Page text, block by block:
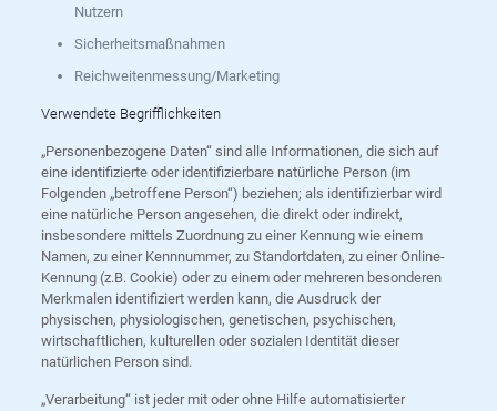
Nutzern
Sicherheitsmaßnahmen
Reichweitenmessung/Marketing
Verwendete Begrifflichkeiten
„Personenbezogene Daten“ sind alle Informationen, die sich auf
eine identifizierte oder identifizierbare natürliche Person (im
Folgenden „betroffene Person“) beziehen; als identifizierbar wird
eine natürliche Person angesehen, die direkt oder indirekt,
insbesondere mittels Zuordnung zu einer Kennung wie einem
Namen, zu einer Kennnummer, zu Standortdaten, zu einer Online-
Kennung (z.B. Cookie) oder zu einem oder mehreren besonderen
Merkmalen identifiziert werden kann, die Ausdruck der
physischen, physiologischen, genetischen, psychischen,
wirtschaftlichen, kulturellen oder sozialen Identität dieser
natürlichen Person sind.
„Verarbeitung“ ist jeder mit oder ohne Hilfe automatisierter